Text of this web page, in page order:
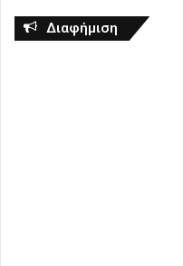
Διαφήμιση